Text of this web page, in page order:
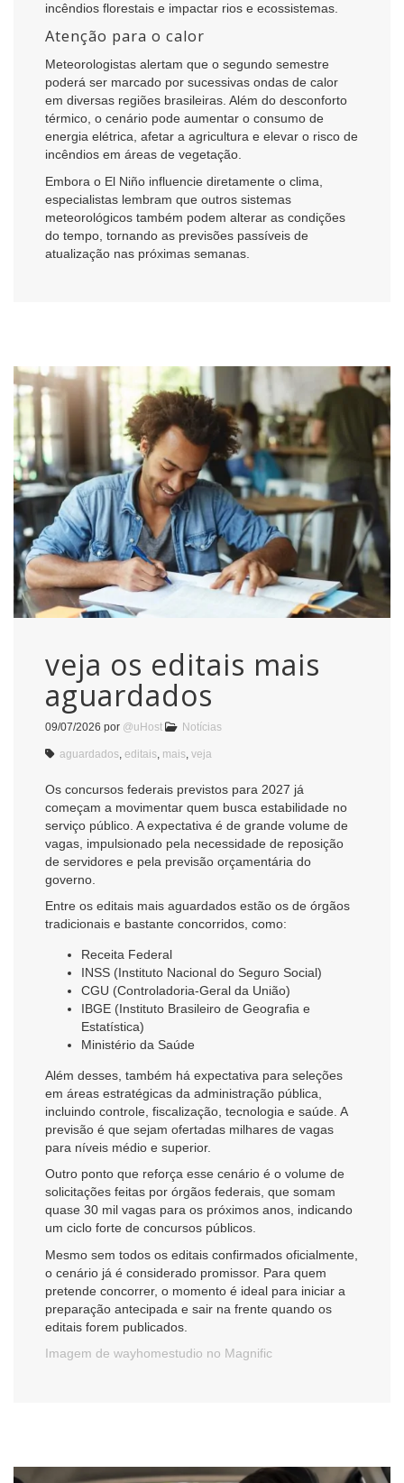
incêndios florestais e impactar rios e ecossistemas.
Atenção para o calor
Meteorologistas alertam que o segundo semestre
poderá ser marcado por sucessivas ondas de calor
em diversas regiões brasileiras. Além do desconforto
térmico, o cenário pode aumentar o consumo de
energia elétrica, afetar a agricultura e elevar o risco de
incêndios em áreas de vegetação.
Embora o El Niño influencie diretamente o clima,
especialistas lembram que outros sistemas
meteorológicos também podem alterar as condições
do tempo, tornando as previsões passíveis de
atualização nas próximas semanas.
veja os editais mais
aguardados
09/07/2026 por @uHost Notícias
aguardados editais mais veja
Os concursos federais previstos para 2027 já
começam a movimentar quem busca estabilidade no
serviço público. A expectativa é de grande volume de
vagas, impulsionado pela necessidade de reposição
de servidores e pela previsão orçamentária do
governo.
Entre os editais mais aguardados estão os de órgãos
tradicionais e bastante concorridos, como:
Receita Federal
INSS (Instituto Nacional do Seguro Social)
CGU (Controladoria-Geral da União)
IBGE (Instituto Brasileiro de Geografia e
Estatística)
Ministério da Saúde
Além desses, também há expectativa para seleções
em áreas estratégicas da administração pública,
incluindo controle, fiscalização, tecnologia e saúde. A
previsão é que sejam ofertadas milhares de vagas
para níveis médio e superior.
Outro ponto que reforça esse cenário é o volume de
solicitações feitas por órgãos federais, que somam
quase 30 mil vagas para os próximos anos, indicando
um ciclo forte de concursos públicos.
Mesmo sem todos os editais confirmados oficialmente,
o cenário já é considerado promissor. Para quem
pretende concorrer, o momento é ideal para iniciar a
preparação antecipada e sair na frente quando os
editais forem publicados.
Imagem de wayhomestudio no Magnific